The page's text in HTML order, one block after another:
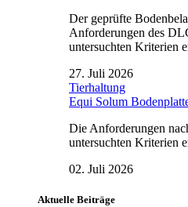
Der geprüfte
Anforderungen des
untersuchten Kriterien
27. Juli 2026
Tierhaltung
Equi Solum
Die Anforderungen
untersuchten Kriterien
02. Juli 2026
Aktuelle Beiträge